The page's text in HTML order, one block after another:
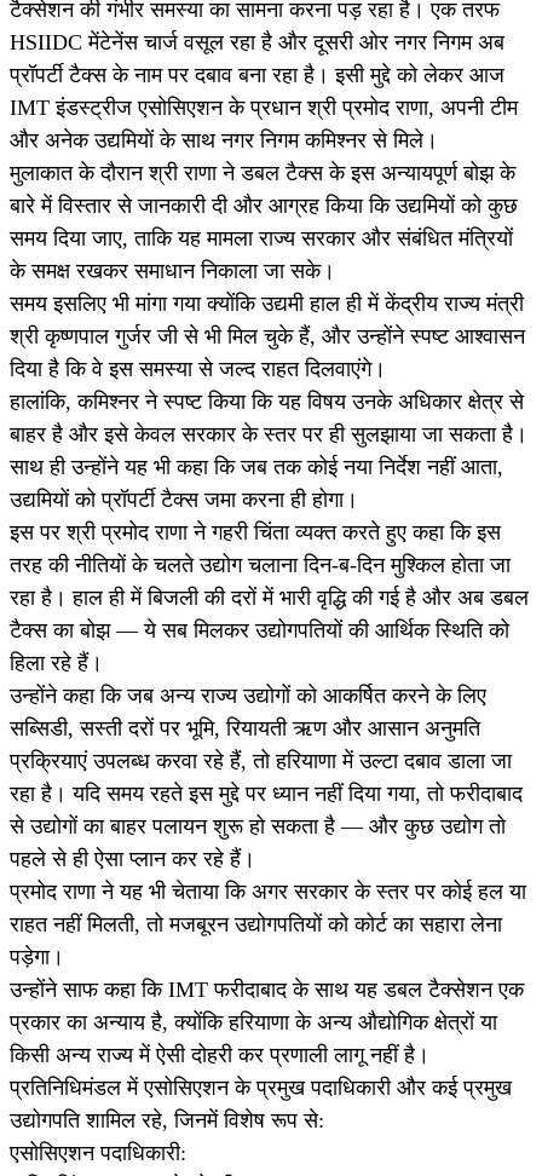
टैक्सेशन की गंभीर समस्या का सामना करना पड़ रहा है। एक तरफ
HSIIDC मेंटेनेंस चार्ज वसूल रहा है और दूसरी ओर नगर निगम अब
प्रॉपर्टी टैक्स के नाम पर दबाव बना रहा है। इसी मुद्दे को लेकर आज
IMT इंडस्ट्रीज एसोसिएशन के प्रधान श्री प्रमोद राणा, अपनी टीम
और अनेक उद्यमियों के साथ नगर निगम कमिश्नर से मिले।
मुलाकात के दौरान श्री राणा ने डबल टैक्स के इस अन्यायपूर्ण बोझ के
बारे में विस्तार से जानकारी दी और आग्रह किया कि उद्यमियों को कुछ
समय दिया जाए, ताकि यह मामला राज्य सरकार और संबंधित मंत्रियों
के समक्ष रखकर समाधान निकाला जा सके।
समय इसलिए भी मांगा गया क्योंकि उद्यमी हाल ही में केंद्रीय राज्य मंत्री
श्री कृष्णपाल गुर्जर जी से भी मिल चुके हैं, और उन्होंने स्पष्ट आश्वासन
दिया है कि वे इस समस्या से जल्द राहत दिलवाएंगे।
हालांकि, कमिश्नर ने स्पष्ट किया कि यह विषय उनके अधिकार क्षेत्र से
बाहर है और इसे केवल सरकार के स्तर पर ही सुलझाया जा सकता है।
साथ ही उन्होंने यह भी कहा कि जब तक कोई नया निर्देश नहीं आता,
उद्यमियों को प्रॉपर्टी टैक्स जमा करना ही होगा।
इस पर श्री प्रमोद राणा ने गहरी चिंता व्यक्त करते हुए कहा कि इस
तरह की नीतियों के चलते उद्योग चलाना दिन-ब-दिन मुश्किल होता जा
रहा है। हाल ही में बिजली की दरों में भारी वृद्धि की गई है और अब डबल
टैक्स का बोझ — ये सब मिलकर उद्योगपतियों की आर्थिक स्थिति को
हिला रहे हैं।
उन्होंने कहा कि जब अन्य राज्य उद्योगों को आकर्षित करने के लिए
सब्सिडी, सस्ती दरों पर भूमि, रियायती ऋण और आसान अनुमति
प्रक्रियाएं उपलब्ध करवा रहे हैं, तो हरियाणा में उल्टा दबाव डाला जा
रहा है। यदि समय रहते इस मुद्दे पर ध्यान नहीं दिया गया, तो फरीदाबाद
से उद्योगों का बाहर पलायन शुरू हो सकता है — और कुछ उद्योग तो
पहले से ही ऐसा प्लान कर रहे हैं।
प्रमोद राणा ने यह भी चेताया कि अगर सरकार के स्तर पर कोई हल या
राहत नहीं मिलती, तो मजबूरन उद्योगपतियों को कोर्ट का सहारा लेना
पड़ेगा।
उन्होंने साफ कहा कि IMT फरीदाबाद के साथ यह डबल टैक्सेशन एक
प्रकार का अन्याय है, क्योंकि हरियाणा के अन्य औद्योगिक क्षेत्रों या
किसी अन्य राज्य में ऐसी दोहरी कर प्रणाली लागू नहीं है।
प्रतिनिधिमंडल में एसोसिएशन के प्रमुख पदाधिकारी और कई प्रमुख
उद्योगपति शामिल रहे, जिनमें विशेष रूप से:
एसोसिएशन पदाधिकारी: